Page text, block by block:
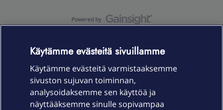
Laitteet & liittymät
Käytämme evästeitä sivuillamme
Käytämme evästeitä varmistaaksemme
sivuston sujuvan toiminnan,
analysoidaksemme sen käyttöä ja
näyttääksemme sinulle sopivampaa